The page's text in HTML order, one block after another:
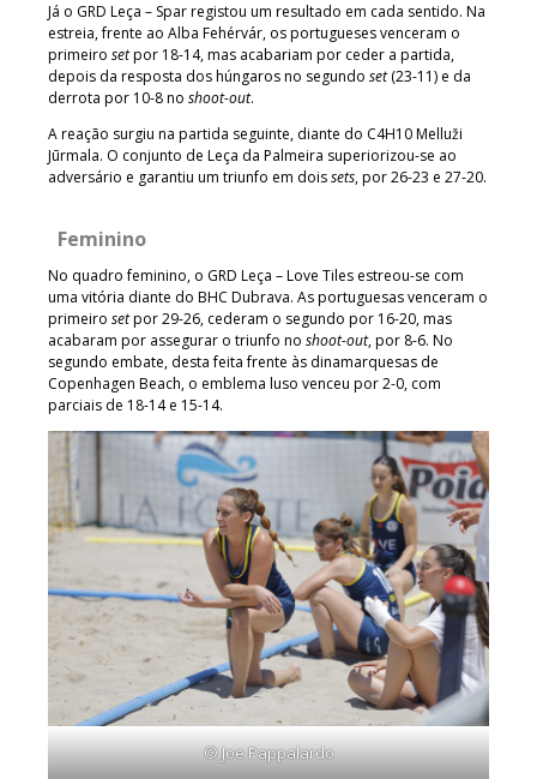
Já o GRD Leça – Spar registou um resultado em cada sentido. Na
estreia, frente ao Alba Fehérvár, os portugueses venceram o
primeiro setpor 18-14, mas acabariam por ceder a partida,
depois da resposta dos húngaros no segundo set(23-11) e da
derrota por 10-8 no shoot-out.
A reação surgiu na partida seguinte, diante do C4H10 Melluži
Jūrmala. O conjunto de Leça da Palmeira superiorizou-se ao
adversário e garantiu um triunfo em doissets, por 26-23 e 27-20.
Feminino
No quadro feminino, o GRD Leça – Love Tiles estreou-se com
uma vitória diante do BHC Dubrava. As portuguesas venceram o
primeiro setpor 29-26, cederam o segundo por 16-20, mas
acabaram por assegurar o triunfo no shoot-out, por 8-6. No
segundo embate, desta feita frente às dinamarquesas de
Copenhagen Beach, o emblema luso venceu por 2-0, com
parciais de 18-14 e 15-14.
© Joe Pappalardo